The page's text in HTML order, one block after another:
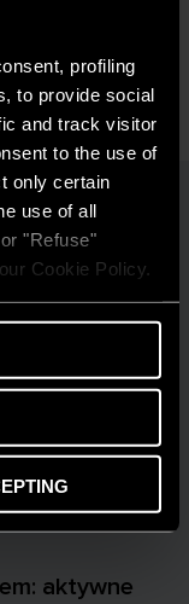
profiling
to provide social
and track visitor
to the use of
only certain
use of all
"Refuse"
Cookie Policy.
grzewczego.
i zintegrowana z
może stać
w domu
aktywne